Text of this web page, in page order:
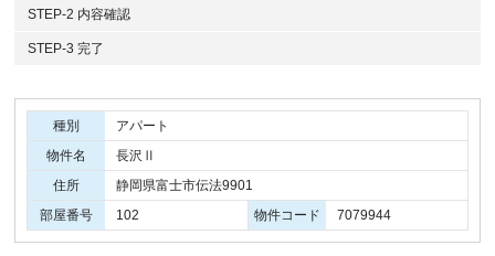
STEP-2 内容確認
STEP-3 完了
種別
アパート
物件名
長沢Ⅱ
住所
静岡県富士市伝法9901
部屋番号
102 物件コード 7079944